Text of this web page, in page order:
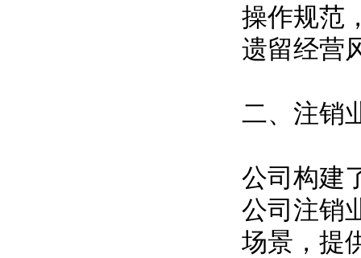
操作规范
遗留经营
二、注销
公司构建
公司注销
场景，提